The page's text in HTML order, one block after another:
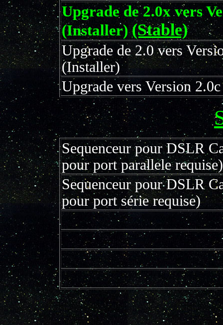
Upgrade de 2.0x vers
(Installer)(Stable)
Upgrade de 2.0 vers
(Installer)
Upgrade vers Version
Sequenceur pour DSLR
pour port parallele requise)
Sequenceur pour DSLR
pour port série requise)